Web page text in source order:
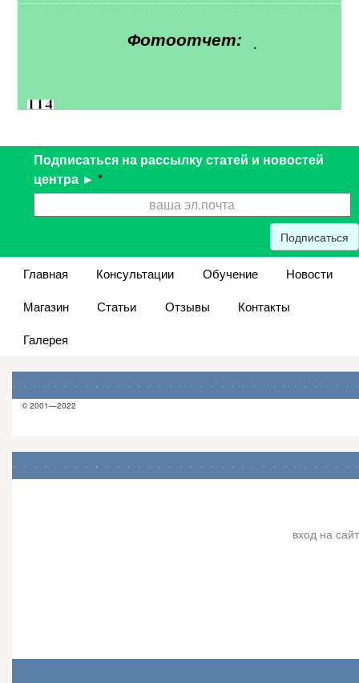
Фотоотчет: .
Подписаться на рассылку статей и новостей
центра ► *
Подписаться
Главная Консультации Обучение
Новости
Магазин
Статьи Отзывы
Контакты
Галерея
© 2001—2022
вход на сайт